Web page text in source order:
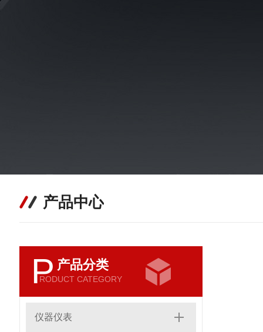
产品中心
P 产品分类
RODUCT CATEGORY
仪器仪表